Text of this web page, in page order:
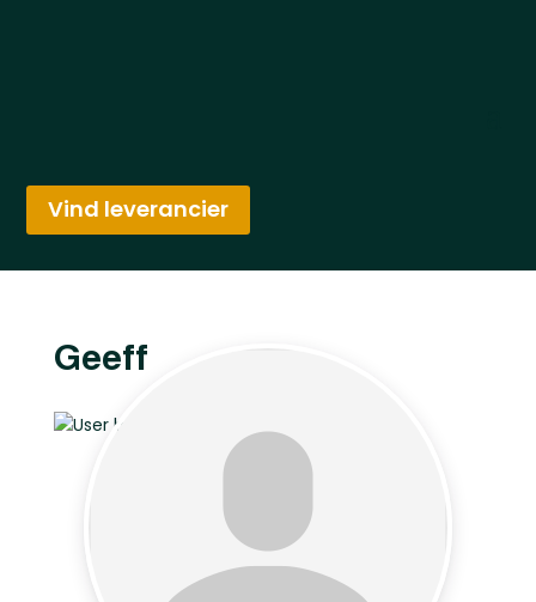
Vind leverancier
Geeff